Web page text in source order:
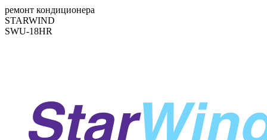
ремонт кондиционера
STARWIND
SWU-18HR